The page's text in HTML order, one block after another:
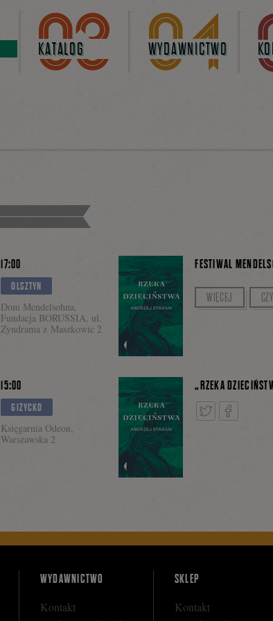
KATALOG WYDAWNICTWO
17:00
OLSZTYN
Dom Mendelsohna,
Fundacja BORUSSIA, ul.
Zyndrama z Maszkowic 2
FESTIWAL
Rozmowę z
WIĘCEJ
15:00
GIŻYCKO
Księgarnia Odeon,
Warszawska 2
„RZEKA
WYDAWNICTWO
Kontakt
SKLEP
Kontakt